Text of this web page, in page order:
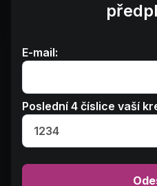
E-mail:
Poslední 4 číslice vaší